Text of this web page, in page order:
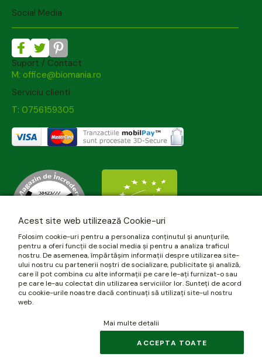
Social Media
Suport / Contact
M: office@biomania.ro
Serviciu clienti
T: 0756159305
Acest site web utilizează Cookie-uri
Folosim cookie-uri pentru a personaliza conținutul și anunțurile,
pentru a oferi funcții de social media și pentru a analiza traficul
nostru. De asemenea, împărtășim informații despre utilizarea site-
ului nostru cu partenerii noștri de socializare, publicitate și analiză,
care îl pot combina cu alte informații pe care le-ați furnizat-o sau
pe care le-au colectat din utilizarea serviciilor lor. Sunteți de acord
cu cookie-urile noastre dacă continuați să utilizați site-ul nostru
web.
Mai multe detalii
ACCEPTA TOATE
© 2026 biomania.ro | Powered by